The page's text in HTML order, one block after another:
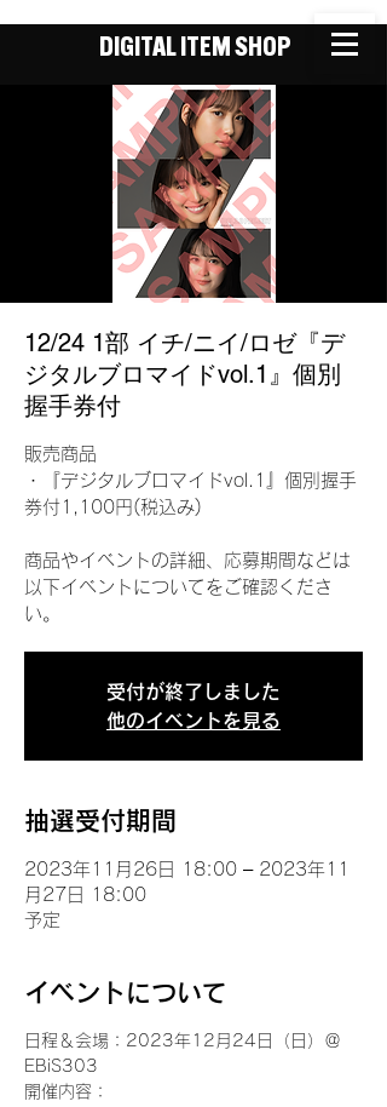
DIGITAL ITEM SHOP
12/24 1部 イチ/ニイ/ロゼ『デ
ジタルブロマイドvol.1』個別
握手券付
販売商品
・『デジタルブロマイドvol.1』個別握手
券付1,100円(税込み)
商品やイベントの詳細、応募期間などは
以下イベントについてをご確認くださ
い。
受付が終了しました
他のイベントを見る
抽選受付期間
2023年11月26日 18:00 – 2023年11
月27日 18:00
予定
イベントについて
日程＆会場：2023年12月24日（日）＠
EBiS303
開催内容：